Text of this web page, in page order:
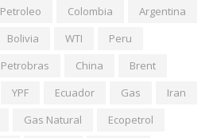
Petroleo Colombia
Argentina
Bolivia WTI
Peru
Petrobras China
Brent
YPF Ecuador Gas
Iran
Gas Natural
Ecopetrol